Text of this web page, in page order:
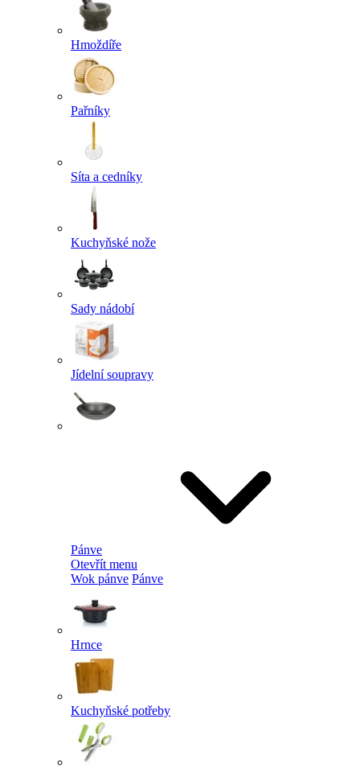
Hmoždíře
Pařníky
Síta a cedníky
Kuchyňské nože
Sady nádobí
Jídelní soupravy
Pánve
Otevřít menu
Wok pánve Pánve
Hrnce
Kuchyňské potřeby